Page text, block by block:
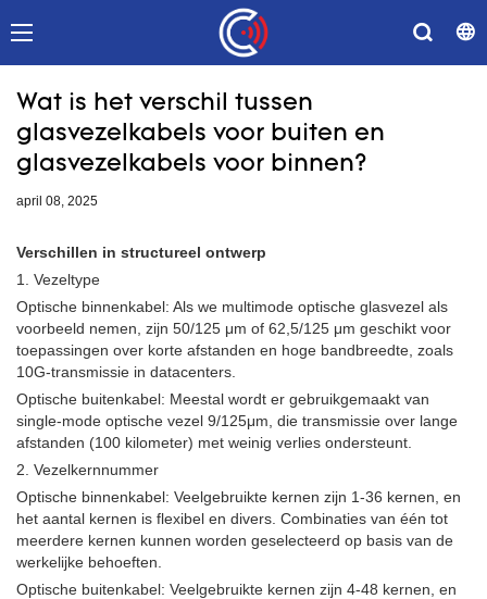
Wat is het verschil tussen
glasvezelkabels voor buiten en
glasvezelkabels voor binnen?
april 08, 2025
Verschillen in structureel ontwerp
1. Vezeltype
Optische binnenkabel: Als we multimode optische glasvezel als
voorbeeld nemen, zijn 50/125 μm of 62,5/125 μm geschikt voor
toepassingen over korte afstanden en hoge bandbreedte, zoals
10G-transmissie in datacenters.
Optische buitenkabel: Meestal wordt er gebruikgemaakt van
single-mode optische vezel 9/125μm, die transmissie over lange
afstanden (100 kilometer) met weinig verlies ondersteunt.
2. Vezelkernnummer
Optische binnenkabel: Veelgebruikte kernen zijn 1-36 kernen, en
het aantal kernen is flexibel en divers. Combinaties van één tot
meerdere kernen kunnen worden geselecteerd op basis van de
werkelijke behoeften.
Optische buitenkabel: Veelgebruikte kernen zijn 4-48 kernen, en